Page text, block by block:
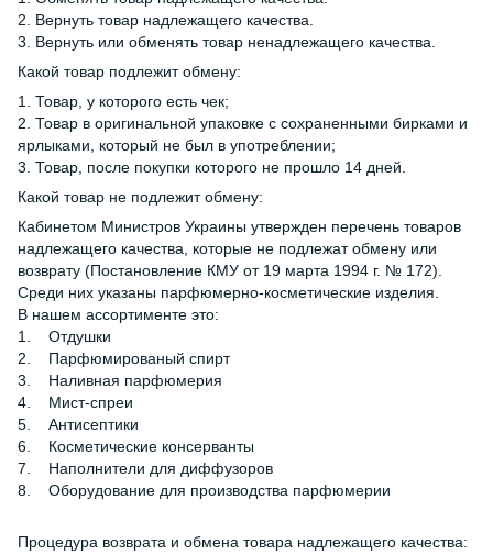
2. Вернуть товар надлежащего качества.
3. Вернуть или обменять товар ненадлежащего качества.
Какой товар подлежит обмену:
1. Товар, у которого есть чек;
2. Товар в оригинальной упаковке с сохраненными бирками и
ярлыками, который не был в употреблении;
3. Товар, после покупки которого не прошло 14 дней.
Какой товар не подлежит обмену:
Кабинетом Министров Украины утвержден перечень товаров
надлежащего качества, которые не подлежат обмену или
возврату (Постановление КМУ от 19 марта 1994 г. № 172).
Среди них указаны парфюмерно-косметические изделия.
В нашем ассортименте это:
1. Отдушки
2. Парфюмированый спирт
3. Наливная парфюмерия
4. Мист-спреи
5. Антисептики
6. Косметические консерванты
7. Наполнители для диффузоров
8. Оборудование для производства парфюмерии
Процедура возврата и обмена товара надлежащего качества: